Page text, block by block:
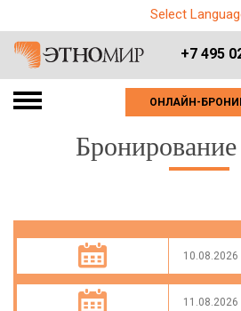
Select
+7 495
ОНЛАЙН-